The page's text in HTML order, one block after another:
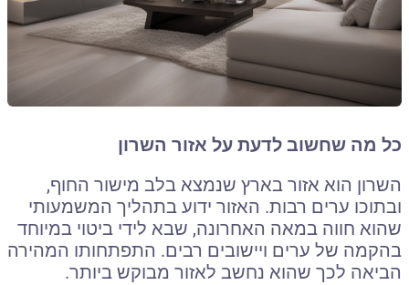
כל מה שחשוב לדעת על אזור השרון
השרון הוא אזור בארץ שנמצא בלב מישור החוף,
ובתוכו ערים רבות. האזור ידוע בתהליך המשמעותי
שהוא חווה במאה האחרונה, שבא לידי ביטוי במיוחד
בהקמה של ערים ויישובים רבים. התפתחותו המהירה
הביאה לכך שהוא נחשב לאזור מבוקש ביותר.